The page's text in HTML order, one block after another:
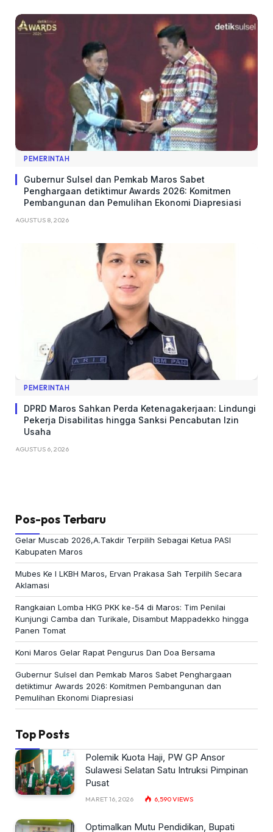
PEMERINTAH
Gubernur Sulsel dan Pemkab Maros Sabet
Penghargaan detiktimur Awards 2026: Komitmen
Pembangunan dan Pemulihan Ekonomi Diapresiasi
AGUSTUS 8, 2026
PEMERINTAH
DPRD Maros Sahkan Perda Ketenagakerjaan: Lindungi
Pekerja Disabilitas hingga Sanksi Pencabutan Izin
Usaha
AGUSTUS 6, 2026
Pos-pos Terbaru
Gelar Muscab 2026,A.Takdir Terpilih Sebagai Ketua PASI
Kabupaten Maros
Mubes Ke I LKBH Maros, Ervan Prakasa Sah Terpilih Secara
Aklamasi
Rangkaian Lomba HKG PKK ke-54 di Maros: Tim Penilai
Kunjungi Camba dan Turikale, Disambut Mappadekko hingga
Panen Tomat
Koni Maros Gelar Rapat Pengurus Dan Doa Bersama
Gubernur Sulsel dan Pemkab Maros Sabet Penghargaan
detiktimur Awards 2026: Komitmen Pembangunan dan
Pemulihan Ekonomi Diapresiasi
Top Posts
Polemik Kuota Haji, PW GP Ansor
Sulawesi Selatan Satu Intruksi Pimpinan
Pusat
MARET 16, 2026 6,590VIEWS
Optimalkan Mutu Pendidikan, Bupati